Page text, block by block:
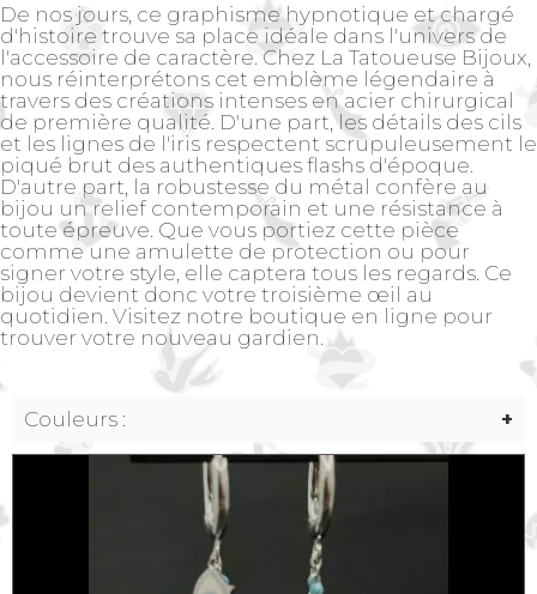
De nos jours, ce graphisme hypnotique et chargé
d'histoire trouve sa place idéale dans l'univers de
l'accessoire de caractère. Chez La Tatoueuse Bijoux,
nous réinterprétons cet emblème légendaire à
travers des créations intenses en acier chirurgical
de première qualité. D'une part, les détails des cils
et les lignes de l'iris respectent scrupuleusement le
piqué brut des authentiques flashs d'époque.
D'autre part, la robustesse du métal confère au
bijou un relief contemporain et une résistance à
toute épreuve. Que vous portiez cette pièce
comme une amulette de protection ou pour
signer votre style, elle captera tous les regards. Ce
bijou devient donc votre troisième œil au
quotidien. Visitez notre boutique en ligne pour
trouver votre nouveau gardien.
Couleurs :